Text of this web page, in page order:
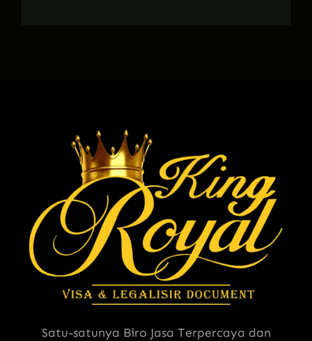
Satu-satunya Biro Jasa Terpercaya dan